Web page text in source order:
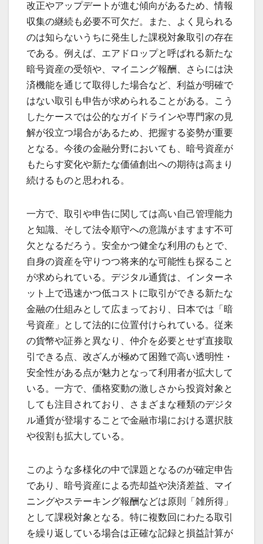
改正やアップデートが進む傾向があるため、情報
収集の継続も必要不可欠だ。また、よく見られる
のは知らないうちに発生した課税対象取引の存在
である。例えば、エアドロップと呼ばれる新たな
暗号資産の受領や、マイニング報酬、さらには決
済機能を通じて取得した場合など、利益が明確で
はない取引も申告が求められることがある。こう
したケースでは公的なガイドラインや専門家の見
解が役立つ場合があるため、把握する姿勢が重要
となる。今後の金融分野においても、暗号資産が
もたらす変化や新たな価値創出への期待は高まり
続けるものと思われる。
一方で、取引や申告に関しては高い自己管理能力
と知識、そして法令順守への意識がますます不可
欠となるだろう。安全かつ健全な利用のもとで、
自身の資産を守りつつ将来的な可能性も探ること
が求められている。デジタル通貨は、インターネ
ット上で迅速かつ低コストに取引ができる新たな
金融の仕組みとして広まっており、日本では「暗
号資産」として法的に位置付けられている。従来
の貨幣や証券と異なり、仲介を必要とせず直接取
引できる点、改ざんが極めて困難で高い透明性・
安全性がある点が魅力となって利用者が拡大して
いる。一方で、価格変動の激しさから投資対象と
しても注目されており、さまざまな種類のデジタ
ル通貨が登場することで金融市場における選択肢
や役割も拡大している。
このような多様化の中で課題となるのが確定申告
であり、暗号資産による売却益や決済差益、マイ
ニングやステーキング報酬などは原則「雑所得」
として課税対象となる。特に複数回にわたる取引
を繰り返している場合は正確な記録と損益計算が